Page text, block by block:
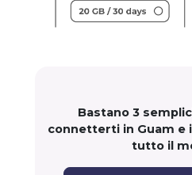
Bastano 3
connetterti in Guam e
tutto il